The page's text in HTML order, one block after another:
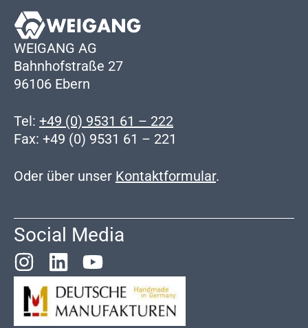
WEIGANG AG
Bahnhofstraße 27
96106 Ebern
Tel: +49 (0) 9531 61 – 222
Fax: +49 (0) 9531 61 – 221
Oder über unser Kontaktformular.
Social Media